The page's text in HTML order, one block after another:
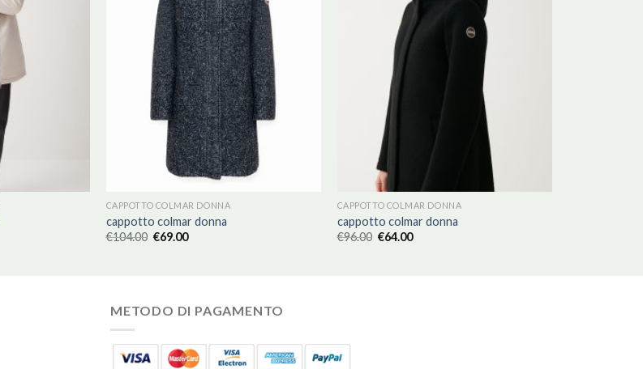
CAPPOTTO COLMAR DONNA
cappotto colmar donna
€104.00 €69.00
CAPPOTTO COLMAR DONNA
cappotto colmar donna
€96.00 €64.00
METODO DI PAGAMENTO